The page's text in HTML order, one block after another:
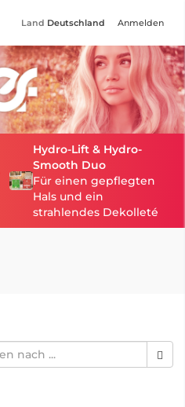
Land Deutschland Anmelden
Hydro-Lift & Hydro-
Smooth Duo
Für einen gepflegten
Hals und ein
strahlendes Dekolleté